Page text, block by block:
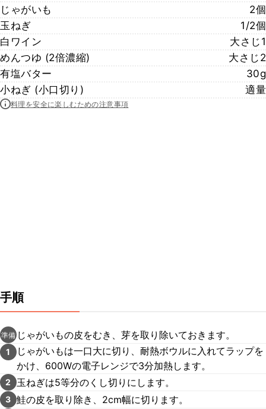
じゃがいも
2個
玉ねぎ
1/2個
白ワイン
大さじ1
めんつゆ (2倍濃縮)
大さじ2
有塩バター
30g
小ねぎ (小口切り)
適量
料理を安全に楽しむための注意事項
手順
準備 じゃがいもの皮をむき、芽を取り除いておきます。
1
じゃがいもは一口大に切り、耐熱ボウルに入れてラップを
かけ、600Wの電子レンジで3分加熱します。
2 玉ねぎは5等分のくし切りにします。
3 鮭の皮を取り除き、2cm幅に切ります。